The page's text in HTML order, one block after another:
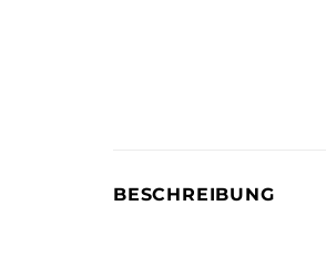
BESCHREIBUNG